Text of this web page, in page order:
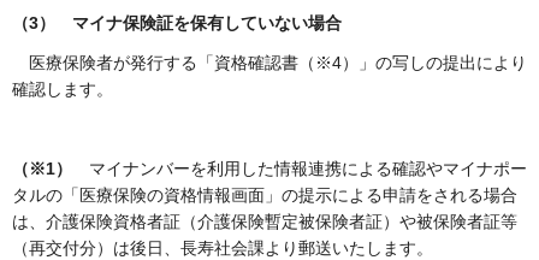
（3） マイナ保険証を保有していない場合
医療保険者が発行する「資格確認書（※4）」の写しの提出により
確認します。
（※1）
マイナンバーを利用した情報連携による確認やマイナポー
タルの「医療保険の資格情報画面」の提示による申請をされる場合
は、介護保険資格者証（介護保険暫定被保険者証）や被保険者証等
（再交付分）は後日、長寿社会課より郵送いたします。